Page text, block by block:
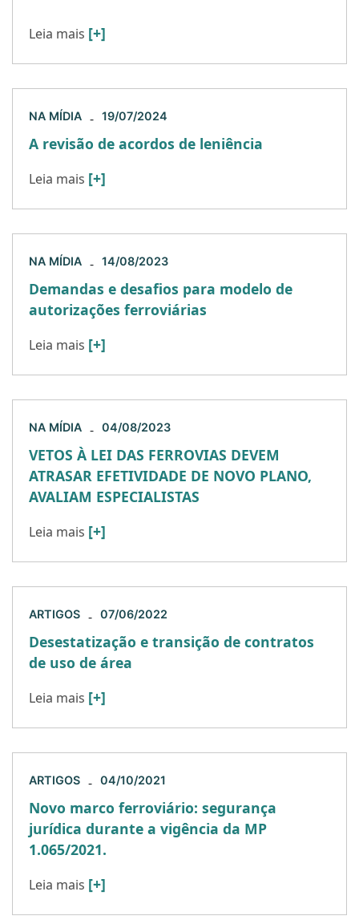
Leia mais [+]
NA MÍDIA - 19/07/2024
A revisão de acordos de leniência
Leia mais [+]
NA MÍDIA - 14/08/2023
Demandas e desafios para modelo de
autorizações ferroviárias
Leia mais [+]
NA MÍDIA - 04/08/2023
VETOS À LEI DAS FERROVIAS DEVEM
ATRASAR EFETIVIDADE DE NOVO PLANO,
AVALIAM ESPECIALISTAS
Leia mais [+]
ARTIGOS - 07/06/2022
Desestatização e transição de contratos
de uso de área
Leia mais [+]
ARTIGOS - 04/10/2021
Novo marco ferroviário: segurança
jurídica durante a vigência da MP
1.065/2021.
Leia mais [+]